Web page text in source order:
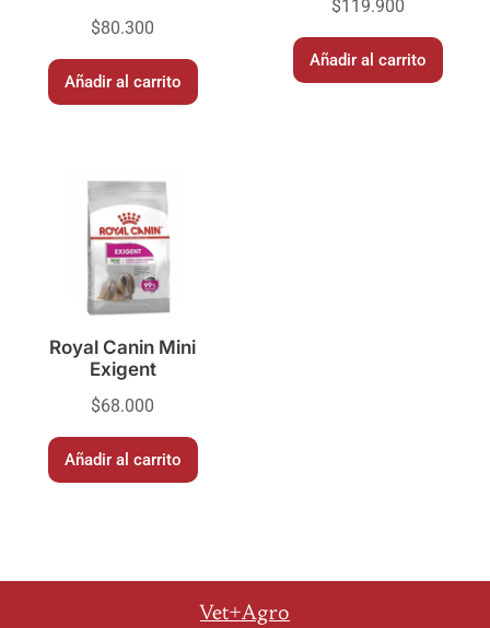
$80.300
Añadir al carrito
$119.900
Añadir al carrito
Royal Canin Mini
Exigent
$68.000
Añadir al carrito
Vet+Agro